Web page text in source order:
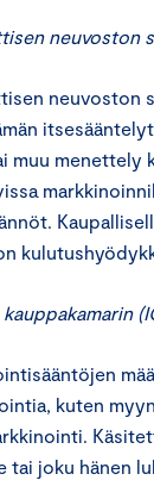
neuvoston
neuvoston
muu menettely
kauppakamarin
kuten
tai joku hänen